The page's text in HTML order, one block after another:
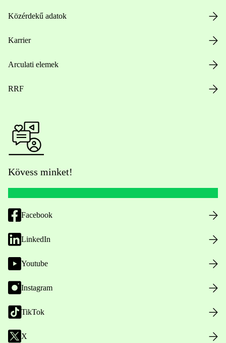
Közérdekű adatok
Karrier
Arculati elemek
RRF
Kövess minket!
Facebook
LinkedIn
Youtube
Instagram
TikTok
X